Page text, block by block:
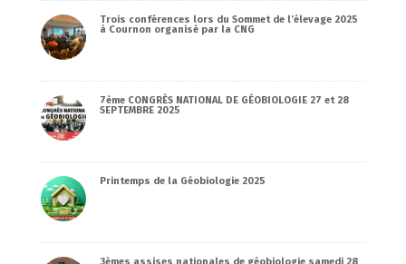
Trois conférences lors du Sommet de l’élevage 2025
à Cournon organisé par la CNG
7ème CONGRÈS NATIONAL DE GÉOBIOLOGIE 27 et 28
SEPTEMBRE 2025
Printemps de la Géobiologie 2025